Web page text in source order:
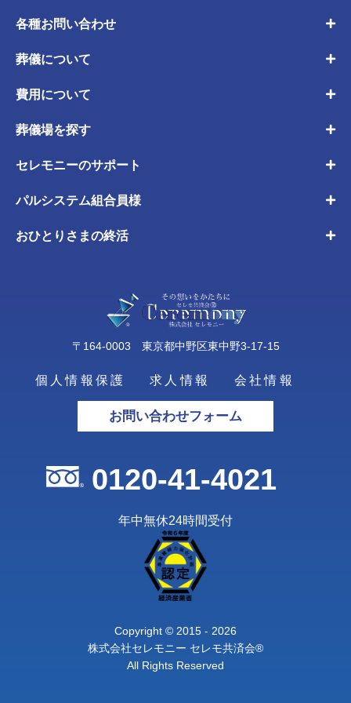
各種お問い合わせ
葬儀について
費用について
葬儀場を探す
セレモニーのサポート
パルシステム組合員様
おひとりさまの終活
〒164-0003 東京都中野区東中野3-17-15
個人情報保護 求人情報 会社情報
お問い合わせフォーム
0120-41-4021
年中無休24時間受付
Copyright © 2015 - 2026
株式会社セレモニー セレモ共済会®
All Rights Reserved